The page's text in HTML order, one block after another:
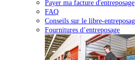
Payer ma facture d'entreposage
FAQ
Conseils sur le libre-
Fournitures d’entreposage